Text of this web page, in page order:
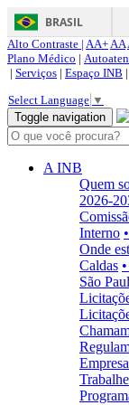
BRASIL
Alto Contraste | AA+AA
Plano Médico |
| Serviços | Espaço INB |
Select Language ▼
Toggle navigation
A INB
Quem
2026-
Interno
Onde
Caldas
São